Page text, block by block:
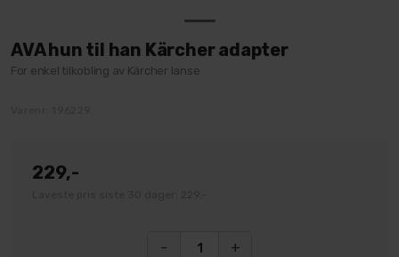
AVA hun til han Kärcher adapter
For enkel tilkobling av Kärcher lanse
229,-
- +